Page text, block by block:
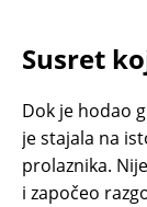
Susret
Dok je hodao
je stajala na
prolaznika.
i započeo